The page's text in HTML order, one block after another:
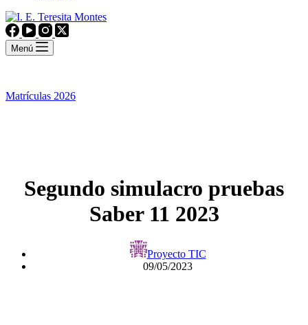
Menú
Matrículas 2026
Segundo simulacro pruebas
Saber 11 2023
Proyecto TIC
09/05/2023